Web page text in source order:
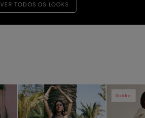
VER TODOS OS LOOKS
NextPrevious Next
Saldos
Previous